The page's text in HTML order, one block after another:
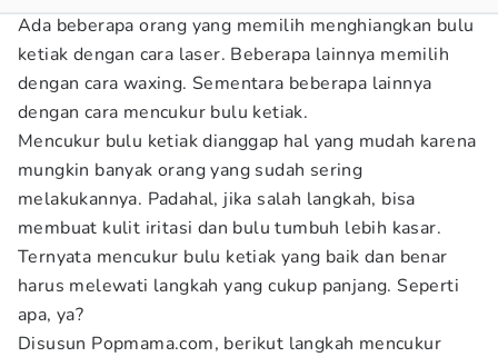
Ada beberapa orang yang memilih menghiangkan bulu
ketiak dengan cara laser. Beberapa lainnya memilih
dengan cara waxing. Sementara beberapa lainnya
dengan cara mencukur bulu ketiak.
Mencukur bulu ketiak dianggap hal yang mudah karena
mungkin banyak orang yang sudah sering
melakukannya. Padahal, jika salah langkah, bisa
membuat kulit iritasi dan bulu tumbuh lebih kasar.
Ternyata mencukur bulu ketiak yang baik dan benar
harus melewati langkah yang cukup panjang. Seperti
apa, ya?
Disusun Popmama.com, berikut langkah mencukur